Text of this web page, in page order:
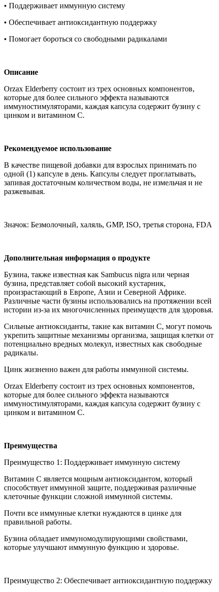
• Поддерживает иммунную систему
• Обеспечивает антиоксидантную поддержку
• Помогает бороться со свободными радикалами
Описание
Orzax Elderberry состоит из трех основных компонентов,
которые для более сильного эффекта называются
иммуностимуляторами, каждая капсула содержит бузину с
цинком и витамином С.
Рекомендуемое использование
В качестве пищевой добавки для взрослых принимать по
одной (1) капсуле в день. Капсулы следует проглатывать,
запивая достаточным количеством воды, не измельчая и не
разжевывая.
Значок: Безмолочный, халяль, GMP, ISO, третья сторона, FDA
Дополнительная информация о продукте
Бузина, также известная как Sambucus nigra или черная
бузина, представляет собой высокий кустарник,
произрастающий в Европе, Азии и Северной Африке.
Различные части бузины использовались на протяжении всей
истории из-за их многочисленных преимуществ для здоровья.
Сильные антиоксиданты, такие как витамин С, могут помочь
укрепить защитные механизмы организма, защищая клетки от
потенциально вредных молекул, известных как свободные
радикалы.
Цинк жизненно важен для работы иммунной системы.
Orzax Elderberry состоит из трех основных компонентов,
которые для более сильного эффекта называются
иммуностимуляторами, каждая капсула содержит бузину с
цинком и витамином С.
Преимущества
Преимущество 1: Поддерживает иммунную систему
Витамин С является мощным антиоксидантом, который
способствует иммунной защите, поддерживая различные
клеточные функции сложной иммунной системы.
Почти все иммунные клетки нуждаются в цинке для
правильной работы.
Бузина обладает иммуномодулирующими свойствами,
которые улучшают иммунную функцию и здоровье.
Преимущество 2: Обеспечивает антиоксидантную поддержку